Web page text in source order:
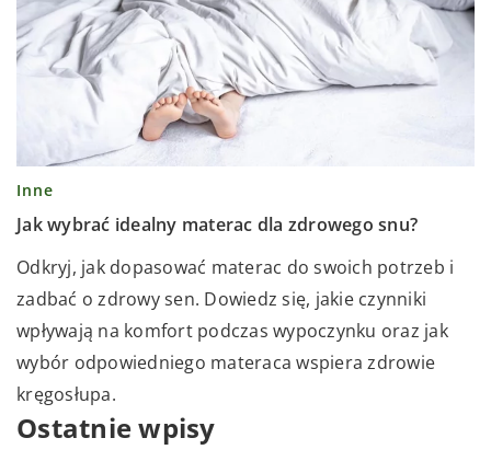
Inne
Jak wybrać idealny materac dla zdrowego snu?
Odkryj, jak dopasować materac do swoich potrzeb i
zadbać o zdrowy sen. Dowiedz się, jakie czynniki
wpływają na komfort podczas wypoczynku oraz jak
wybór odpowiedniego materaca wspiera zdrowie
kręgosłupa.
Ostatnie wpisy